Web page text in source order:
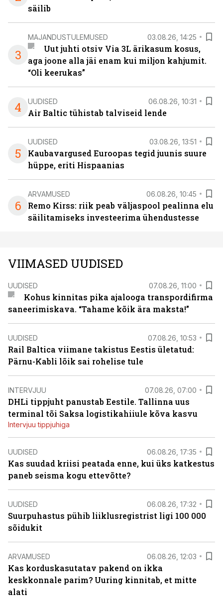
säilib
3
MAJANDUSTULEMUSED 03.08.26, 14:25
Uut juhti otsiv Via 3L ärikasum kosus,
aga joone alla jäi enam kui miljon kahjumit.
“Oli keerukas”
4 UUDISED 06.08.26, 10:31
Air Baltic tühistab talviseid lende
5
UUDISED 03.08.26, 13:51
Kaubavargused Euroopas tegid juunis suure
hüppe, eriti Hispaanias
6
ARVAMUSED 06.08.26, 10:45
Remo Kirss: riik peab väljaspool pealinna elu
säilitamiseks investeerima ühendustesse
VIIMASED UUDISED
UUDISED 07.08.26, 11:00
Kohus kinnitas pika ajalooga transpordifirma
saneerimiskava. “Tahame kõik ära maksta!”
UUDISED 07.08.26, 10:53
Rail Baltica viimane takistus Eestis ületatud:
Pärnu-Kabli lõik sai rohelise tule
INTERVJUU 07.08.26, 07:00
DHLi tippjuht panustab Eestile. Tallinna uus
terminal tõi Saksa logistikahiiule kõva kasvu
Intervjuu tippjuhiga
UUDISED 06.08.26, 17:35
Kas suudad kriisi peatada enne, kui üks katkestus
paneb seisma kogu ettevõtte?
UUDISED 06.08.26, 17:32
Suurpuhastus pühib liiklusregistrist ligi 100 000
sõidukit
ARVAMUSED 06.08.26, 12:03
Kas korduskasutatav pakend on ikka
keskkonnale parim? Uuring kinnitab, et mitte
alati